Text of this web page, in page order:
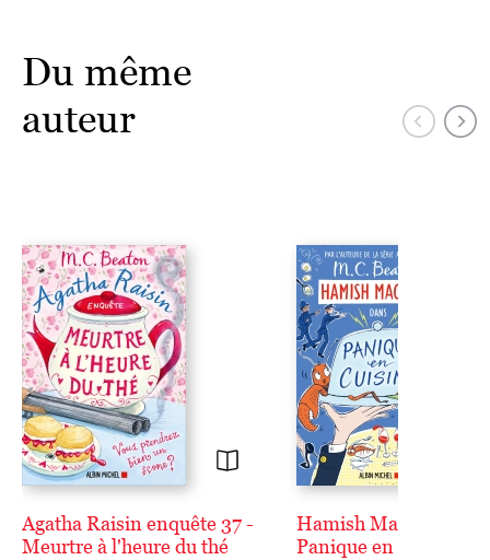
Du même
auteur
Agatha Raisin enquête 37 -
Meurtre à l'heure du thé
Hamish Macbeth 29 -
Panique en cuisine !